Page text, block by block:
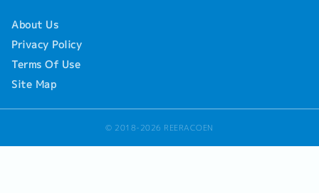
About Us
Privacy Policy
Terms Of Use
Site Map
© 2018-2026 REERACOEN